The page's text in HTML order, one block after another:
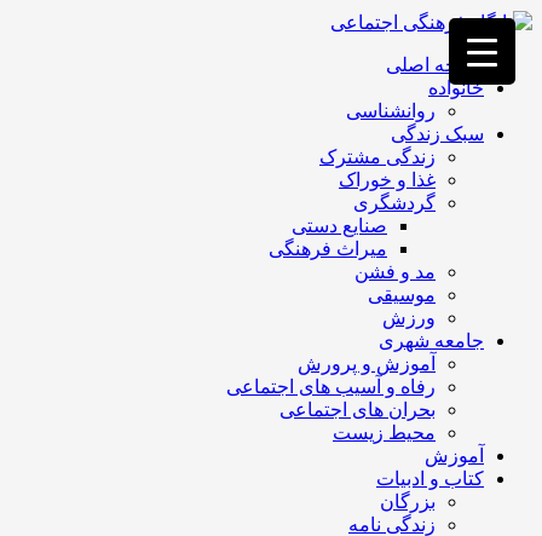
فصد
خون
غرب
تهران
خشکشویی
تصفیه
تهران
صفحه اصلی
خانواده
روانشناسی
سبک زندگی
زندگی مشترک
غذا و خوراک
گردشگری
صنایع دستی
میراث فرهنگی
مد و فشن
موسیقی
ورزش
جامعه شهری
آموزش و پرورش
رفاه و آسیب های اجتماعی
بحران های اجتماعی
محیط زیست
آموزش
کتاب و ادبیات
بزرگان
زندگی نامه